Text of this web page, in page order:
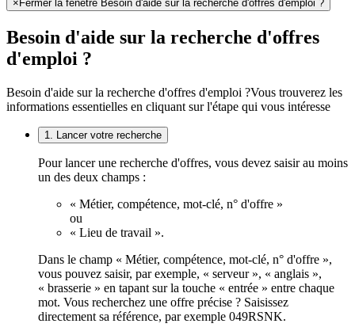
× Fermer la fenêtre Besoin d'aide sur la recherche d'offres d'emploi ?
Besoin d'aide sur la recherche d'offres
d'emploi ?
Besoin d'aide sur la recherche d'offres d'emploi ?Vous trouverez les
informations essentielles en cliquant sur l'étape qui vous intéresse
1. Lancer votre recherche
Pour lancer une recherche d'offres, vous devez saisir au moins
un des deux champs :
« Métier, compétence, mot-clé, n° d'offre »
ou
« Lieu de travail ».
Dans le champ « Métier, compétence, mot-clé, n° d'offre »,
vous pouvez saisir, par exemple, « serveur », « anglais »,
« brasserie » en tapant sur la touche « entrée » entre chaque
mot. Vous recherchez une offre précise ? Saisissez
directement sa référence, par exemple 049RSNK.